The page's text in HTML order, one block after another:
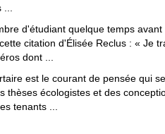
d'étudiant quelque temps avant
citation d'Élisée Reclus : « Je
dont ...
est le courant de pensée qui
thèses écologistes et des
tenants ...